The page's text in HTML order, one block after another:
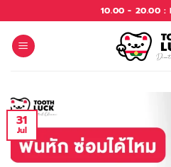
to
content
10.00 - 20.00 :
31
Jul